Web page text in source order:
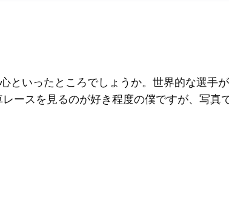
といったところでしょうか。世界的な選手
ースを見るのが好き程度の僕ですが、写真